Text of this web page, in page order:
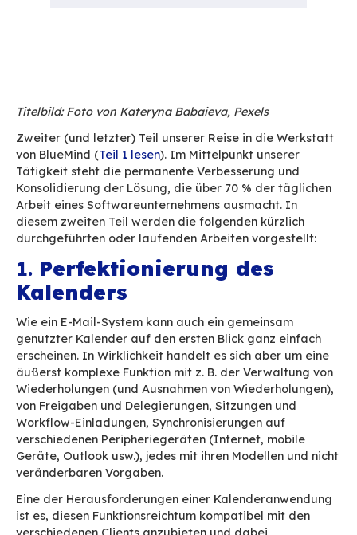
In der Werkstatt des Softwareunternehmens:
Titelbild: Foto von Kateryna Babaieva, Pexels
Zweiter (und letzter) Teil unserer Reise in die
von BlueMind (Teil 1 lesen). Im Mittelpunkt
Tätigkeit steht die permanente Verbesserung
Konsolidierung der Lösung, die über 70 % der
Arbeit eines Softwareunternehmens ausmacht.
diesem zweiten Teil werden die folgenden
durchgeführten oder laufenden Arbeiten
1.Perfektionierung des